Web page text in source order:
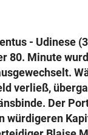
- Udinese
80. Minute
verließ,
Der
würdigeren